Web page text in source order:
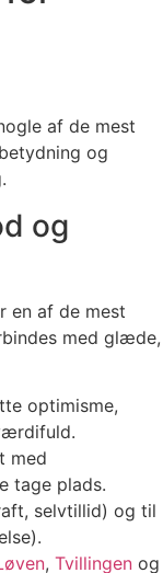
af de mest
og
og
en af de mest
med glæde,
optimisme,
med
tage plads.
selvtillid) og til
, Tvillingen og